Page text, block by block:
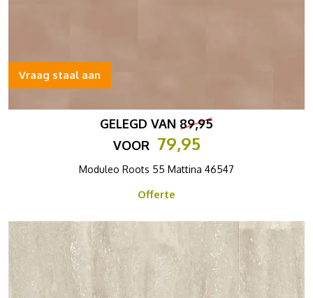
GELEGD VAN 89,95
VOOR 79,95
Moduleo Roots 55 Mattina 46547
Offerte
Vraag staal aan